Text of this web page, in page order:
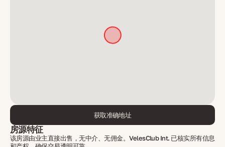
获取准确地址
房源特征
该房源由业主直接出售，无中介、无佣金。VelesClub Int. 已核实所有信息